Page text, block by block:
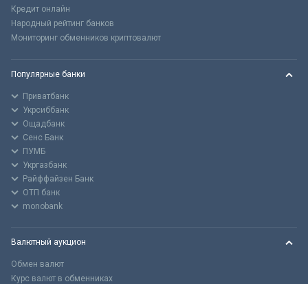
Кредит онлайн
Народный рейтинг банков
Мониторинг обменников криптовалют
Популярные банки
Приватбанк
Укрсиббанк
Ощадбанк
Сенс Банк
ПУМБ
Укргазбанк
Райффайзен Банк
ОТП банк
monobank
Валютный аукцион
Обмен валют
Курс валют в обменниках